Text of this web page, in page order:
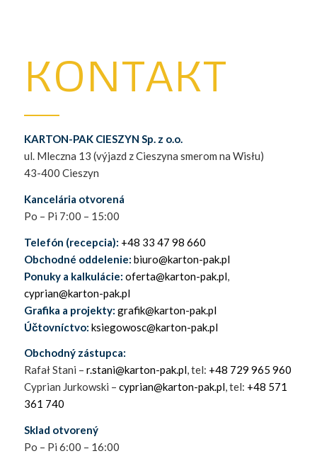
KONTAKT
KARTON-PAK CIESZYN Sp. z o.o.
ul. Mleczna 13 (výjazd z Cieszyna smerom na Wisłu)
43-400 Cieszyn
Kancelária otvorená
Po – Pi 7:00 – 15:00
Telefón (recepcia): +48 33 47 98 660
Obchodné oddelenie: biuro@karton-pak.pl
Ponuky a kalkulácie: oferta@karton-pak.pl,
cyprian@karton-pak.pl
Grafika a projekty: grafik@karton-pak.pl
Účtovníctvo: ksiegowosc@karton-pak.pl
Obchodný zástupca:
Rafał Stani – r.stani@karton-pak.pl, tel: +48 729 965 960
Cyprian Jurkowski – cyprian@karton-pak.pl, tel: +48 571
361 740
Sklad otvorený
Po – Pi 6:00 – 16:00